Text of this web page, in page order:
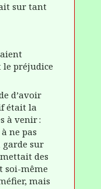
sur tant
préjudice
d’avoir
était la
à venir :
ne pas
garde sur
des
soi-même
mais